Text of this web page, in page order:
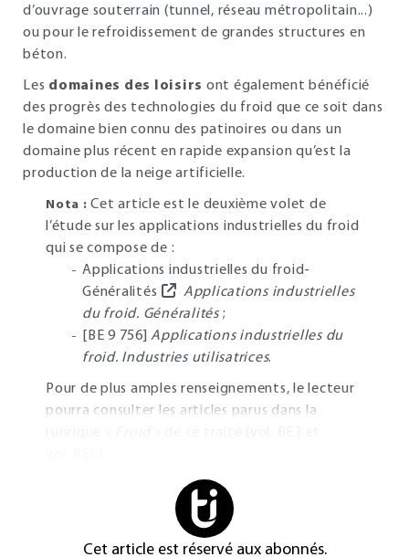
d’ouvrage souterrain (tunnel, réseau métropolitain...)
ou pour le refroidissement de grandes structures en
béton.
Les domaines des loisirs ont également bénéficié
des progrès des technologies du froid que ce soit dans
le domaine bien connu des patinoires ou dans un
domaine plus récent en rapide expansion qu’est la
production de la neige artificielle.
Nota : Cet article est le deuxième volet de
l’étude sur les applications industrielles du froid
qui se compose de :
Applications industrielles du froid-
Généralités
Applications industrielles
du froid. Généralités;
[BE 9 756]Applications industrielles du
froid. Industries utilisatrices.
Pour de plus amples renseignements, le lecteur
pourra consulter les articles parus dans la
Cet article est réservé aux abonnés.